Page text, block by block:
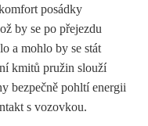
posádky
by se po přejezdu
a mohlo by se stát
kmitů pružin slouží
bezpečně pohltí energii
s vozovkou.